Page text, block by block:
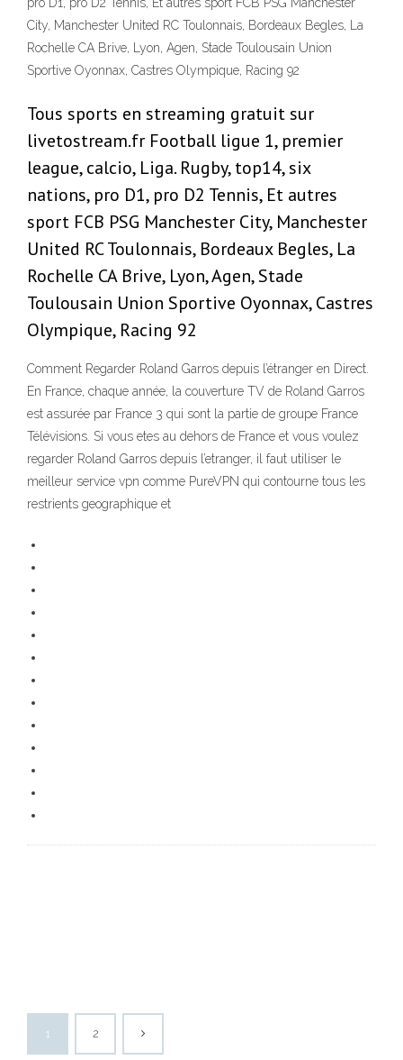
City, Manchester United RC Toulonnais, Bordeaux Begles, La
Rochelle CA Brive, Lyon, Agen, Stade Toulousain Union
Sportive Oyonnax, Castres Olympique, Racing 92
Tous sports en streaming gratuit sur
livetostream.fr Football ligue 1, premier
league, calcio, Liga. Rugby, top14, six
nations, pro D1, pro D2 Tennis, Et autres
sport FCB PSG Manchester City, Manchester
United RC Toulonnais, Bordeaux Begles, La
Rochelle CA Brive, Lyon, Agen, Stade
Toulousain Union Sportive Oyonnax, Castres
Olympique, Racing 92
Comment Regarder Roland Garros depuis l’étranger en Direct.
En France, chaque année, la couverture TV de Roland Garros
est assurée par France 3 qui sont la partie de groupe France
Télévisions. Si vous etes au dehors de France et vous voulez
regarder Roland Garros depuis l’etranger, il faut utiliser le
meilleur service vpn comme PureVPN qui contourne tous les
restrients geographique et
1 2